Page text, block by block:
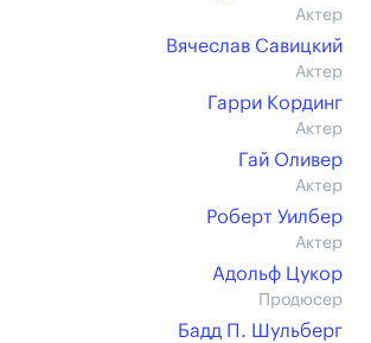
Актер
Вячеслав Савицкий
Актер
Гарри Кординг
Актер
Гай Оливер
Актер
Роберт Уилбер
Актер
Адольф Цукор
Продюсер
Бадд П. Шульберг